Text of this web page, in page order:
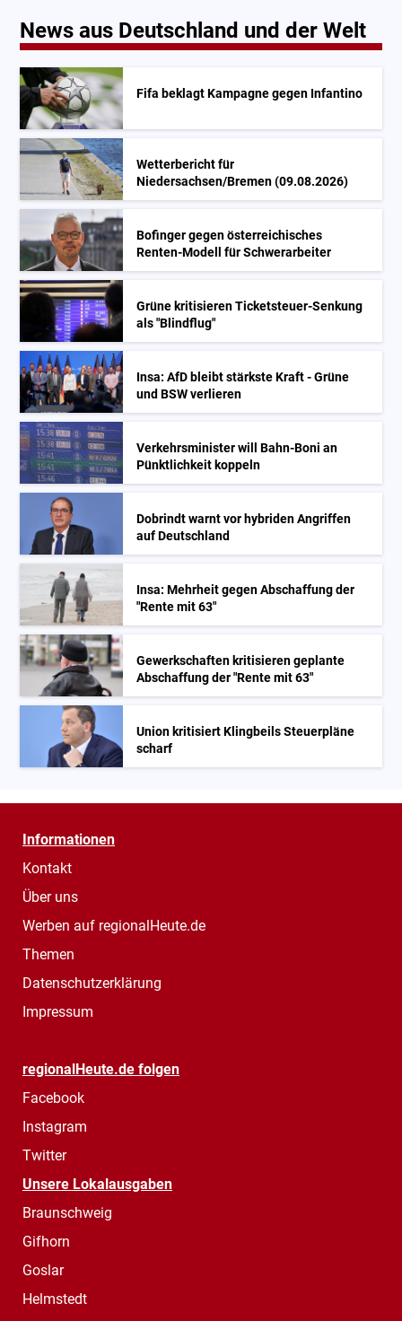
News aus Deutschland und der Welt
Fifa beklagt Kampagne gegen Infantino
Wetterbericht für
Niedersachsen/Bremen (09.08.2026)
Bofinger gegen österreichisches
Renten-Modell für Schwerarbeiter
Grüne kritisieren Ticketsteuer-Senkung
als "Blindflug"
Insa: AfD bleibt stärkste Kraft - Grüne
und BSW verlieren
Verkehrsminister will Bahn-Boni an
Pünktlichkeit koppeln
Dobrindt warnt vor hybriden Angriffen
auf Deutschland
Insa: Mehrheit gegen Abschaffung der
"Rente mit 63"
Gewerkschaften kritisieren geplante
Abschaffung der "Rente mit 63"
Union kritisiert Klingbeils Steuerpläne
scharf
Informationen
Kontakt
Über uns
Werben auf regionalHeute.de
Themen
Datenschutzerklärung
Impressum
regionalHeute.de folgen
Facebook
Instagram
Twitter
Unsere Lokalausgaben
Braunschweig
Gifhorn
Goslar
Helmstedt